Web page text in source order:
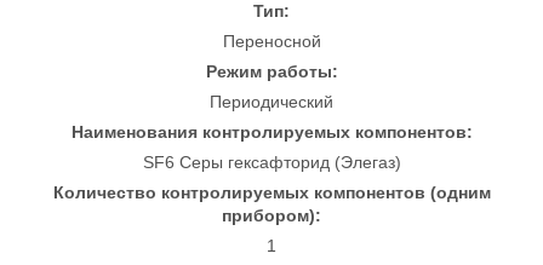
Тип:
Переносной
Режим работы:
Периодический
Наименования контролируемых компонентов:
SF6 Серы гексафторид (Элегаз)
Количество контролируемых компонентов (одним
прибором):
1